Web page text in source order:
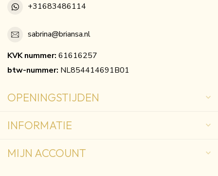
+31683486114
sabrina@briansa.nl
KVK nummer: 61616257
btw-nummer: NL854414691B01
OPENINGSTIJDEN
INFORMATIE
MIJN ACCOUNT